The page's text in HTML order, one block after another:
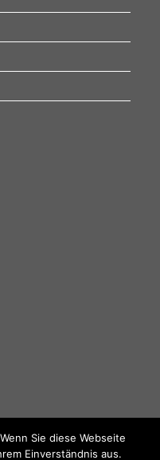
Sie diese Webseite
Einverständnis aus.